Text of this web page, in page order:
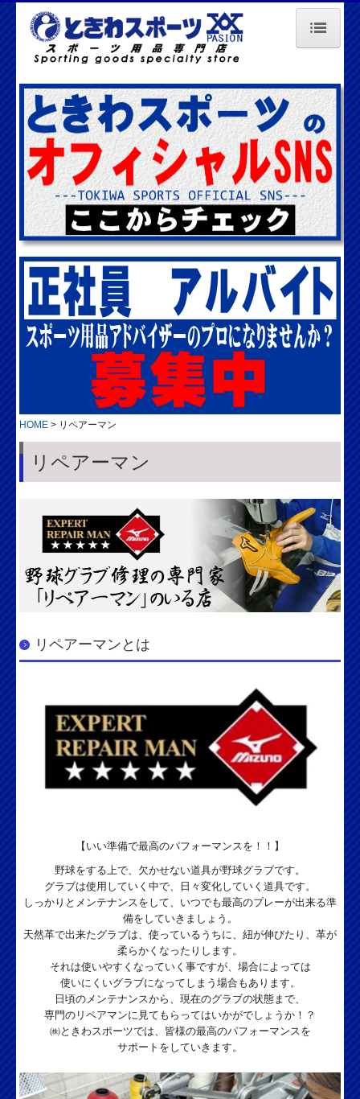
HOME
会社概要
店舗情報
採用情報
問い合わせ
HOME リペアーマン
リペアーマン
リペアーマンとは
【いい準備で最高のパフォーマンスを！！】
野球をする上で、欠かせない道具が野球グラブです。
グラブは使用していく中で、日々変化していく道具です。
しっかりとメンテナンスをして、いつでも最高のプレーが出来る準
備をしていきましょう。
天然革で出来たグラブは、使っているうちに、紐が伸びたり、革が
柔らかくなったりします。
それは使いやすくなっていく事ですが、場合によっては
使いにくいグラブになってしまう場合もあります。
日頃のメンテナンスから、現在のグラブの状態まで、
専門のリペアマンに見てもらってはいかがでしょうか！？
㈱ときわスポーツでは、皆様の最高のパフォーマンスを
サポートをしていきます。